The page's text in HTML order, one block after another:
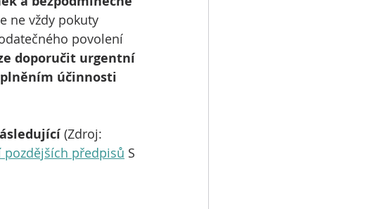
ne vždy pokuty
povolení
doporučit urgentní
účinnosti
(Zdroj:
pozdějších předpisů S